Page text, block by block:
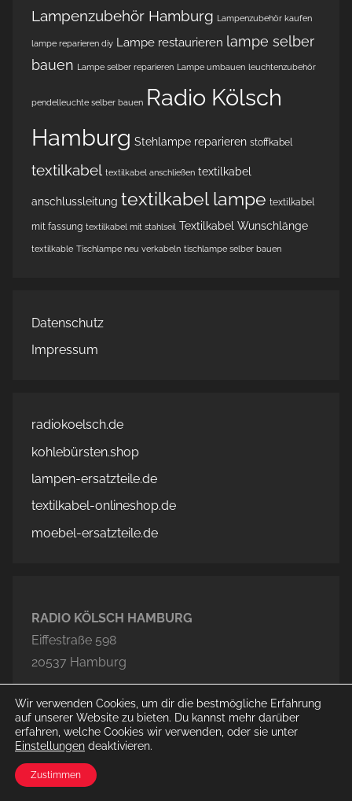
Lampenzubehör Hamburg Lampenzubehör kaufen
lampe reparieren diy Lampe restaurieren lampe selber
bauen Lampe selber reparieren Lampe umbauen leuchtenzubehör
pendelleuchte selber bauen Radio Kölsch
Hamburg Stehlampe reparieren stoffkabel
textilkabel textilkabel anschließen textilkabel
anschlussleitung textilkabel lampe textilkabel
mit fassung textilkabel mit stahlseil Textilkabel Wunschlänge
textilkable Tischlampe neu verkabeln tischlampe selber bauen
Datenschutz
Impressum
radiokoelsch.de
kohlebürsten.shop
lampen-ersatzteile.de
textilkabel-onlineshop.de
moebel-ersatzteile.de
RADIO KÖLSCH HAMBURG
Eiffestraße 598
20537 Hamburg
Tel.: 040 – 653 00 81
Fax: 040 – 653 00 80
info@radiokoelsch.de
Wir verwenden Cookies, um dir die bestmögliche Erfahrung
auf unserer Website zu bieten. Du kannst mehr darüber
erfahren, welche Cookies wir verwenden, oder sie unter
Einstellungen deaktivieren.
Zustimmen